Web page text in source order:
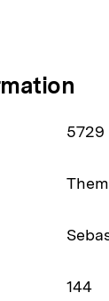
5729
144